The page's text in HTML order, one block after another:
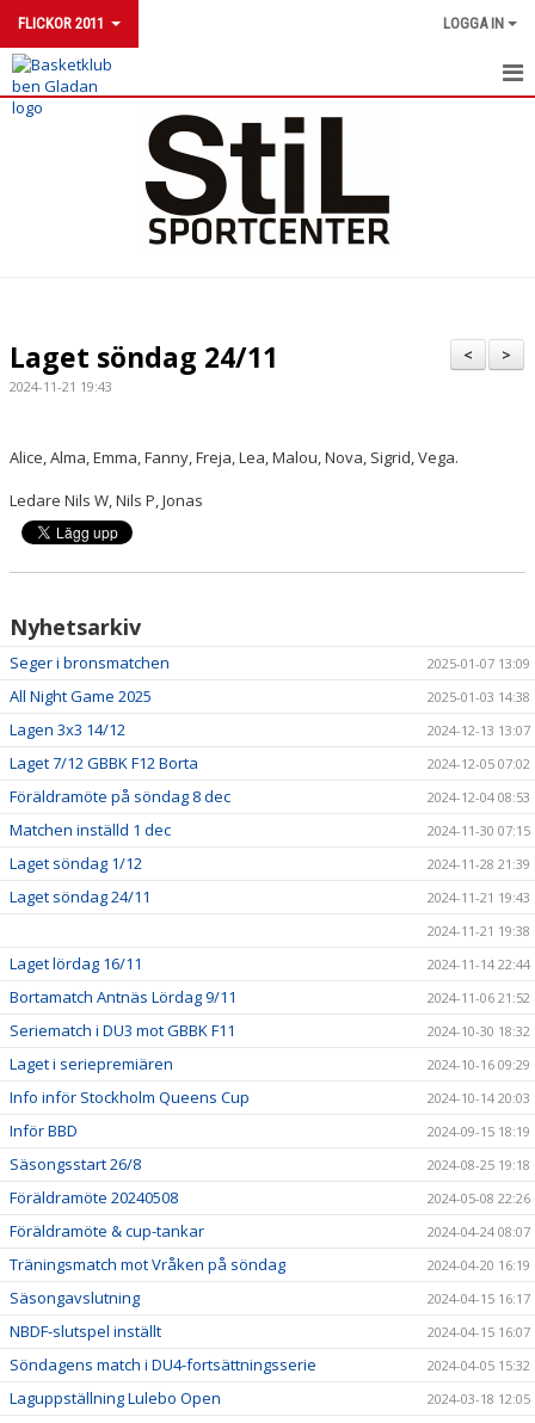
FLICKOR 2011 LOGGA IN
FLICKOR 2011
DOKUMENT
>
<
Laget söndag 24/11
2024-11-21 19:43
Alice, Alma, Emma, Fanny, Freja, Lea, Malou, Nova, Sigrid, Vega.
Ledare Nils W, Nils P, Jonas
Nyhetsarkiv
Seger i bronsmatchen 2025-01-07 13:09
All Night Game 2025 2025-01-03 14:38
Lagen 3x3 14/12 2024-12-13 13:07
Laget 7/12 GBBK F12 Borta 2024-12-05 07:02
Föräldramöte på söndag 8 dec 2024-12-04 08:53
Matchen inställd 1 dec 2024-11-30 07:15
Laget söndag 1/12 2024-11-28 21:39
Laget söndag 24/11
2024-11-21 19:43
2024-11-21 19:38
Laget lördag 16/11 2024-11-14 22:44
Bortamatch Antnäs Lördag 9/11 2024-11-06 21:52
Seriematch i DU3 mot GBBK F11 2024-10-30 18:32
Laget i seriepremiären 2024-10-16 09:29
Info inför Stockholm Queens Cup 2024-10-14 20:03
Inför BBD 2024-09-15 18:19
Säsongsstart 26/8 2024-08-25 19:18
Föräldramöte 20240508 2024-05-08 22:26
Föräldramöte & cup-tankar 2024-04-24 08:07
Träningsmatch mot Vråken på söndag 2024-04-20 16:19
Säsongavslutning 2024-04-15 16:17
NBDF-slutspel inställt 2024-04-15 16:07
Söndagens match i DU4-fortsättningsserie 2024-04-05 15:32
Laguppställning Lulebo Open 2024-03-18 12:05